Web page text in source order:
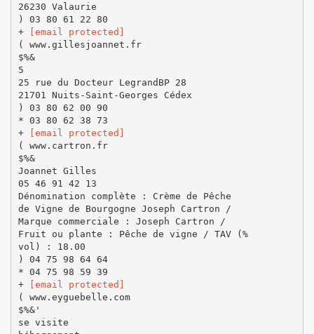
26230 Valaurie
) 03 80 61 22 80
+
[email protected]
( www.gillesjoannet.fr
$%&
5
25 rue du Docteur LegrandBP 28
21701 Nuits-Saint-Georges Cédex
) 03 80 62 00 90
* 03 80 62 38 73
+
[email protected]
( www.cartron.fr
$%&
Joannet Gilles
05 46 91 42 13
Dénomination complète : Crème de Pêche
de Vigne de Bourgogne Joseph Cartron /
Marque commerciale : Joseph Cartron /
Fruit ou plante : Pêche de vigne / TAV (%
vol) : 18.00
) 04 75 98 64 64
* 04 75 98 59 39
+
[email protected]
( www.eyguebelle.com
$%&'
se visite